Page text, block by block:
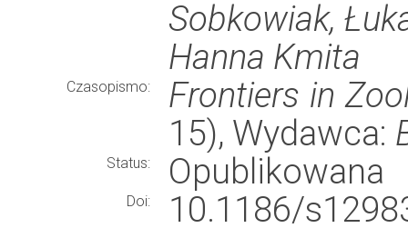
Sobkowiak,
Hanna Kmita
Czasopismo:
Frontiers in
15), Wydawca:
Status: Opublikowana
Doi: 10.1186/